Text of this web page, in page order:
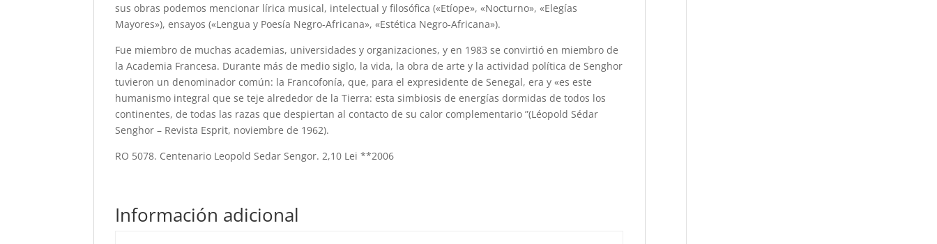
sus obras podemos mencionar lírica musical, intelectual y filosófica («Etíope», «Nocturno», «Elegías
Mayores»), ensayos («Lengua y Poesía Negro-Africana», «Estética Negro-Africana»).
Fue miembro de muchas academias, universidades y organizaciones, y en 1983 se convirtió en miembro de
la Academia Francesa. Durante más de medio siglo, la vida, la obra de arte y la actividad política de Senghor
tuvieron un denominador común: la Francofonía, que, para el expresidente de Senegal, era y «es este
humanismo integral que se teje alrededor de la Tierra: esta simbiosis de energías dormidas de todos los
continentes, de todas las razas que despiertan al contacto de su calor complementario ”(Léopold Sédar
Senghor – Revista Esprit, noviembre de 1962).
RO 5078. Centenario Leopold Sedar Sengor. 2,10 Lei **2006
Información adicional